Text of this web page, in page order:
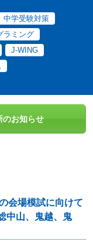
中学受験対策
ラミング
J-WING
のお知らせ
会場模試に向けて
中山、鬼越、鬼